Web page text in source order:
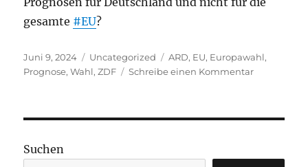
gesamte #EU?
Veröffentlicht
am
Juni 9, 2024 Kategorien
Uncategorized Schlagwörter
ARD, EU, Europawahl,
Prognose,Wahl,ZDF Schreibe einen Kommentarzu
und
Suchen